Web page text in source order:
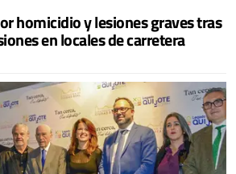
homicidio y lesiones graves tras
en locales de carretera